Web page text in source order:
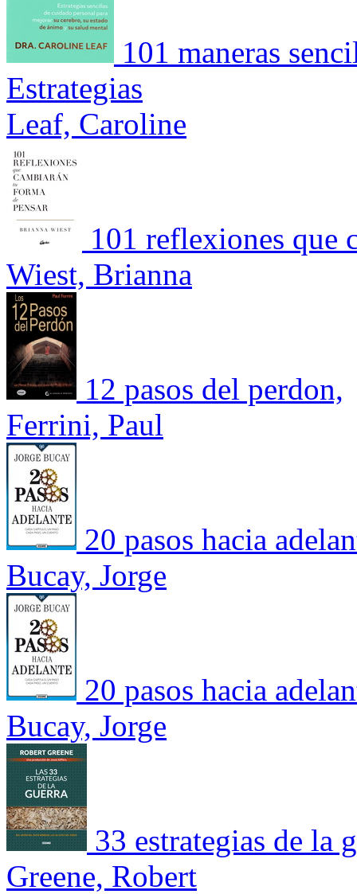
101 maneras
Estrategias
Leaf, Caroline
101 reflexiones que
Wiest, Brianna
12 pasos del perdon,
Ferrini, Paul
20 pasos hacia
Bucay, Jorge
20 pasos hacia
Bucay, Jorge
33 estrategias de la
Greene, Robert